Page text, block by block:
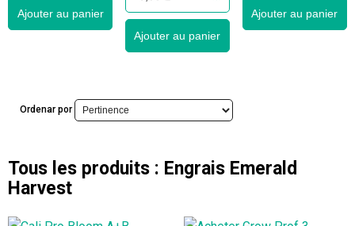
Ajouter au panier
Ajouter au panier
Ajouter au panier
Ordenar por
Tous les produits : Engrais Emerald
Harvest